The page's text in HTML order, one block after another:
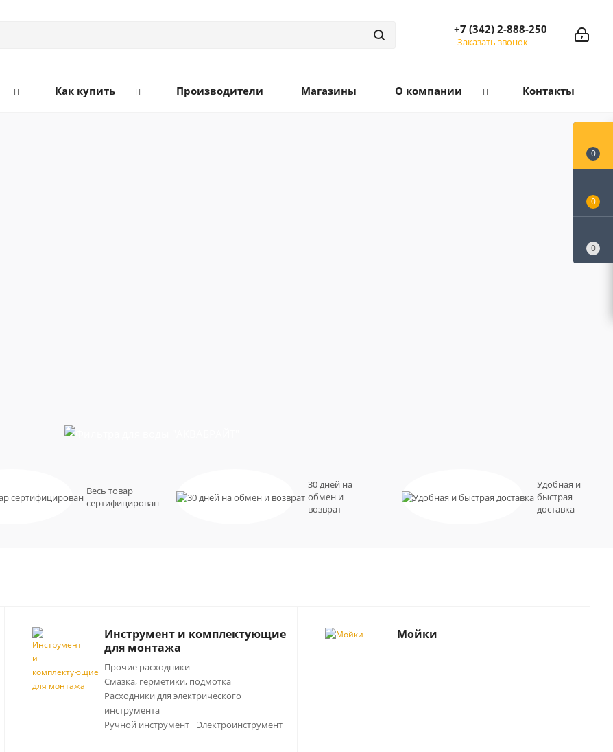
+7 (342) 2-888-250
Заказать звонок
Как купить Производители Магазины О компании Контакты
Весь товар
сертифицирован
30 дней на
обмен и
возврат
Удобная и
быстрая
доставка
Инструмент и комплектующие
для монтажа
Прочие расходники
Смазка, герметики, подмотка
Расходники для электрического
инструмента
Ручной инструмент
Электроинструмент
Мойки
0
0
0